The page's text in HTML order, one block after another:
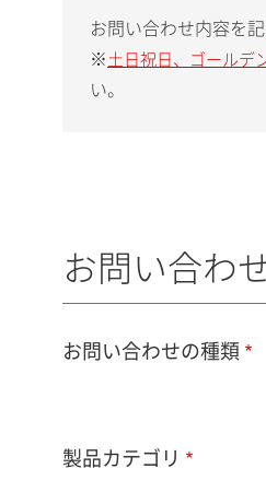
お問い合わせ内容を
※ 土日祝日、ゴールデ
い。
お問い合わ
お問い合わせの種類
製品カテゴリ